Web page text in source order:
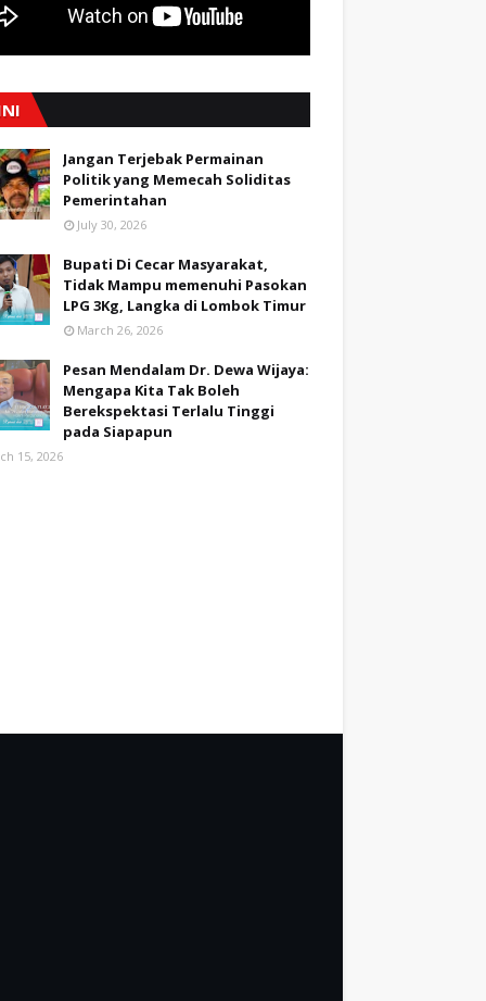
Jangan Terjebak Permainan
Politik yang Memecah Soliditas
Pemerintahan
July 30, 2026
Bupati Di Cecar Masyarakat,
Tidak Mampu memenuhi Pasokan
LPG 3Kg, Langka di Lombok Timur
March 26, 2026
Pesan Mendalam Dr. Dewa Wijaya:
Mengapa Kita Tak Boleh
Berekspektasi Terlalu Tinggi
pada Siapapun
15, 2026